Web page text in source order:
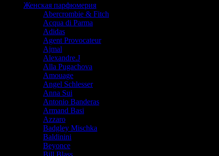
Женская парфюмерия
Abercrombie & Fitch
Acqua di Parma
Adidas
Agent Provocateur
Ajmal
Alexandre.J
Alla Pugachova
Amouage
Angel Schlesser
Anna Sui
Antonio Banderas
Armand Basi
Azzaro
Badgley Mischka
Baldinini
Beyonce
Bill Blass